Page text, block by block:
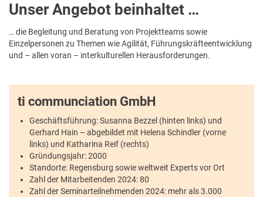
Unser Angebot beinhaltet …
… die Begleitung und Beratung von Projektteams sowie
Einzelpersonen zu Themen wie Agilität, Führungskräfteentwicklung
und – allen voran – interkulturellen Herausforderungen.
ti communciation GmbH
Geschäftsführung: Susanna Bezzel (hinten links) und
Gerhard Hain – abgebildet mit Helena Schindler (vorne
links) und Katharina Reif (rechts)
Gründungsjahr: 2000
Standorte: Regensburg sowie weltweit Experts vor Ort
Zahl der Mitarbeitenden 2024: 80
Zahl der Seminarteilnehmenden 2024: mehr als 3.000